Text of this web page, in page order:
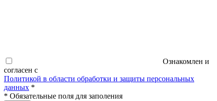
Ознакомлен и
согласен с
Политикой в области обработки и защиты персональных
данных *
* Обязательные поля для заполения